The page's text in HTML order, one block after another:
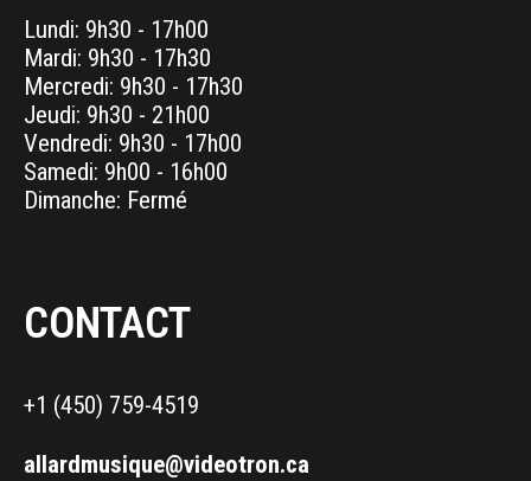
Lundi: 9h30 - 17h00
Mardi: 9h30 - 17h30
Mercredi: 9h30 - 17h30
Jeudi: 9h30 - 21h00
Vendredi: 9h30 - 17h00
Samedi: 9h00 - 16h00
Dimanche: Fermé
CONTACT
+1 (450) 759-4519
allardmusique@videotron.ca